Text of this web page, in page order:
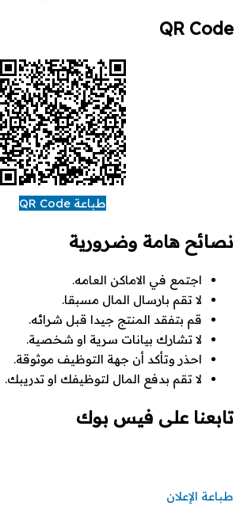
QR Code
طباعة QR Code
نصائح هامة وضرورية
اجتمع في الاماكن العامه.
لا تقم بارسال المال مسبقا.
قم بتفقد المنتج جيدا قبل شرائه.
لا تشارك بيانات سرية او شخصية.
احذر وتأكد أن جهة التوظيف موثوقة.
لا تقم بدفع المال لتوظيفك او تدريبك.
تابعنا على فيس بوك
طباعة الإعلان